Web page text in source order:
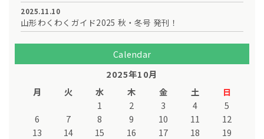
2025.11.10
山形わくわくガイド2025 秋・冬号 発刊！
Calendar
2025年10月
月
火 水 木 金 土 日
1 2 3 4
5
6
7 8 9 10 11
12
13
14 15 16 17 18
19